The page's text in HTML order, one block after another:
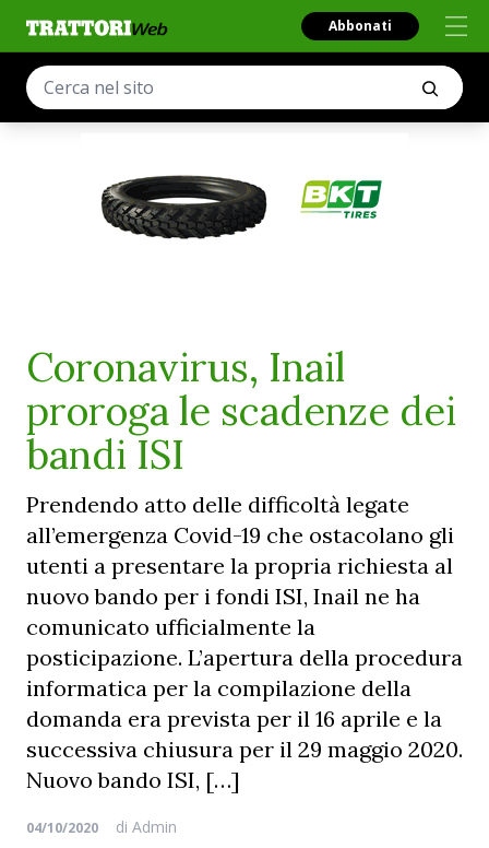
Abbonati
Coronavirus, Inail
proroga le scadenze dei
bandi ISI
Prendendo atto delle difficoltà legate
all’emergenza Covid-19 che ostacolano gli
utenti a presentare la propria richiesta al
nuovo bando per i fondi ISI, Inail ne ha
comunicato ufficialmente la
posticipazione. L’apertura della procedura
informatica per la compilazione della
domanda era prevista per il 16 aprile e la
successiva chiusura per il 29 maggio 2020.
Nuovo bando ISI, […]
04/10/2020 di Admin